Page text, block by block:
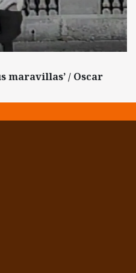
maravillas’ / Oscar